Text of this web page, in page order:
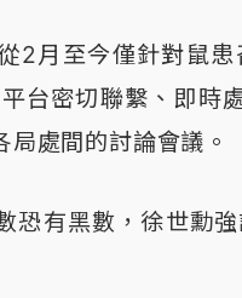
2月至今僅針對鼠
台密切聯繫、即時
處間的討論會議。
恐有黑數，徐世勳